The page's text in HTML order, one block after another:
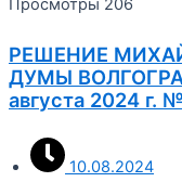
Просмотры 206
РЕШЕНИЕ
ДУМЫ
августа 2024 г.
10.08.2024